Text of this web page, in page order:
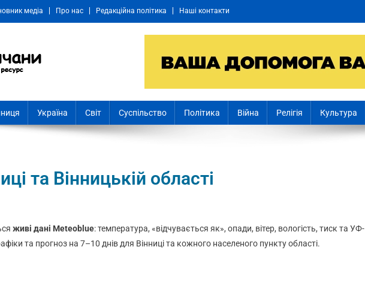
медіа Про нас Редакційна політика Наші контакти
Україна Світ Суспільство Політика Війна Релігія Культура
та Вінницькій області
живі дані Meteoblue: температура, «відчувається як», опади, вітер, вологість, тиск та УФ-
та прогноз на 7–10 днів для Вінниці та кожного населеного пункту області.